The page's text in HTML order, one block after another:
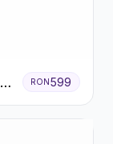
RON 599